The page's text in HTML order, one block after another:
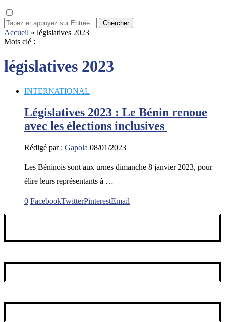
Chercher
Accueil » législatives 2023
Mots clé :
législatives 2023
INTERNATIONAL
Législatives 2023 : Le Bénin renoue
avec les élections inclusives
Rédigé par : Gapola 08/01/2023
Les Béninois sont aux urnes dimanche 8 janvier 2023, pour
élire leurs représentants à …
0 FacebookTwitterPinterestEmail